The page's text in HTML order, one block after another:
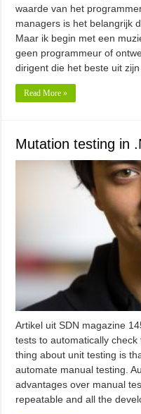
waarde van het
managers is het belangrijk
Maar ik begin met een
geen programmeur of
dirigent die het beste uit
Read More »
Mutation testing in
Artikel uit SDN magazine
tests to automatically
thing about unit testing is
automate manual testing.
advantages over manual
repeatable and all the